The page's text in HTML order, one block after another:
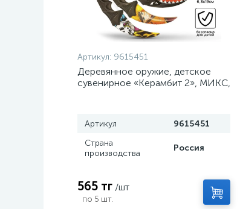
Артикул: 9615451
Деревянное оружие, детское
сувенирное «Керамбит 2», МИКС,
Артикул
9615451
Страна
производства
Россия
565 тг /шт
по 5 шт.